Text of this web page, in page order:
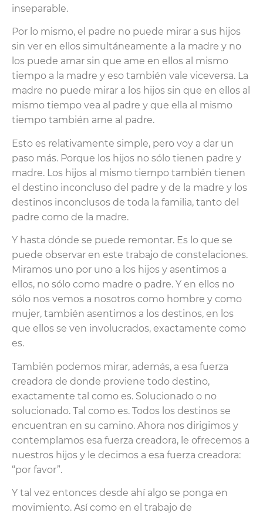
inseparable.
Por lo mismo, el padre no puede mirar a sus hijos
sin ver en ellos simultáneamente a la madre y no
los puede amar sin que ame en ellos al mismo
tiempo a la madre y eso también vale viceversa. La
madre no puede mirar a los hijos sin que en ellos al
mismo tiempo vea al padre y que ella al mismo
tiempo también ame al padre.
Esto es relativamente simple, pero voy a dar un
paso más. Porque los hijos no sólo tienen padre y
madre. Los hijos al mismo tiempo también tienen
el destino inconcluso del padre y de la madre y los
destinos inconclusos de toda la familia, tanto del
padre como de la madre.
Y hasta dónde se puede remontar. Es lo que se
puede observar en este trabajo de constelaciones.
Miramos uno por uno a los hijos y asentimos a
ellos, no sólo como madre o padre. Y en ellos no
sólo nos vemos a nosotros como hombre y como
mujer, también asentimos a los destinos, en los
que ellos se ven involucrados, exactamente como
es.
También podemos mirar, además, a esa fuerza
creadora de donde proviene todo destino,
exactamente tal como es. Solucionado o no
solucionado. Tal como es. Todos los destinos se
encuentran en su camino. Ahora nos dirigimos y
contemplamos esa fuerza creadora, le ofrecemos a
nuestros hijos y le decimos a esa fuerza creadora:
“por favor”.
Y tal vez entonces desde ahí algo se ponga en
movimiento. Así como en el trabajo de